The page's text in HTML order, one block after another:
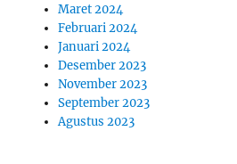
Maret 2024
Februari 2024
Januari 2024
Desember 2023
November 2023
September 2023
Agustus 2023